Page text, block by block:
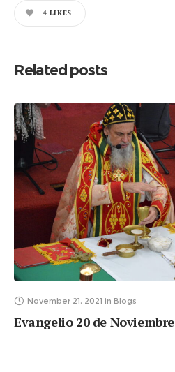
4 LIKES
Related posts
November 21, 2021 in Blogs
Evangelio 20 de Noviembre